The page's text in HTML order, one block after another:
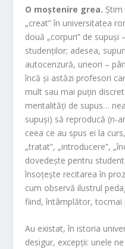
O moștenire grea. Știm
„creat” în universitatea
două „corpuri” de supuși
studenților; adesea,
autocenzură, uneori –
încă și astăzi profesori
mult sau mai puțin
mentalități de supus…
supuși) să reproducă (n-
ceea ce au spus ei la
„tratat”, „introducere”,
dovedește pentru
însoțește recitarea în
cum observă ilustrul
fiind, întâmplător, tocmai
Au existat, în istoria
desigur, excepții: unele